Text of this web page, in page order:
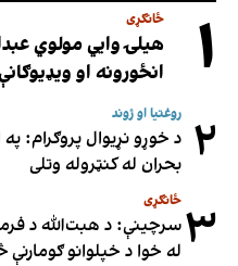
۱ ځانګړی
هیلۍ وایي مولوي
انځورونه او
۲ روغتیا او ژوند
د خوړو نړیوال پروګرام:
بحران له کنټروله وتلی
۳ ځانګړی
سرچینې: د هبت‌الله د
له خوا د خپلوانو ګومارنې